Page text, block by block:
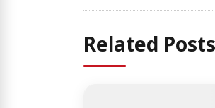
Related Posts